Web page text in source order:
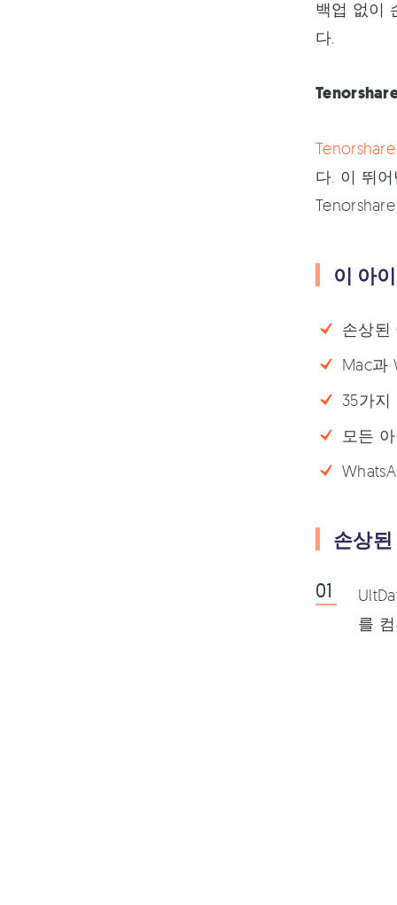
백업 없이
다.
다. 이 뛰
이 아
손상된
Mac과
35가
모든
손상
를